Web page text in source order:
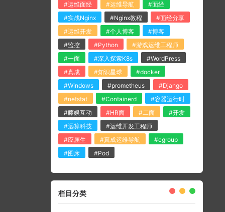
#运维面经
#运维导航
#面经
#实战Nginx
#Nginx教程
#面经分享
#运维开发
#个人博客
#博客
#监控
#Python
#游戏运维工程师
#一面
#深入探索K8s
#WordPress
#真成
#知识星球
#docker
#Windows
#prometheus
#Django
#netstat
#Containerd
#容器运行时
#藤娱互动
#HR面 #二面
#开发
#远算科技
#运维开发工程师
#应届生
#真成运维导航
#cgroup
#图床
#Pod
栏目分类